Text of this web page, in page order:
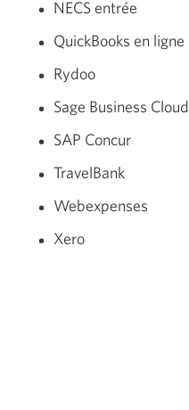
NECS entrée
QuickBooks en ligne
Rydoo
Sage Business Cloud
SAP Concur
TravelBank
Webexpenses
Xero